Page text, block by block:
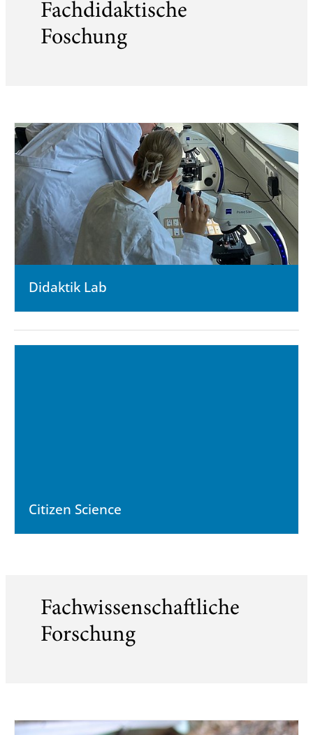
Fachdidaktische
Foschung
Didaktik Lab
Citizen Science
Fachwissenschaftliche
Forschung